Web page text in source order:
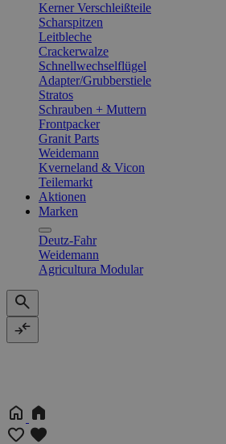
Kerner Verschleißteile
Scharspitzen
Leitbleche
Crackerwalze
Schnellwechselflügel
Adapter/Grubberstiele
Stratos
Schrauben + Muttern
Frontpacker
Granit Parts
Weidemann
Kverneland & Vicon
Teilemarkt
Aktionen
Marken
Deutz-Fahr
Weidemann
Agricultura Modular